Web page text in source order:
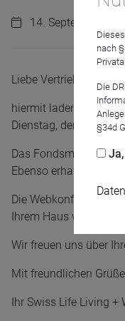
14. September
Liebe Vertriebspartner,
hiermit laden wir Sie
Dienstag, den 19.
Das
Ebenso erhalten Sie
Die Webkonferenz
Ihrem Haus weiterleiten.
Wir freuen uns über
Mit freundlichen
Ihr Swiss Life Living +
nach
Die
§34d
Name